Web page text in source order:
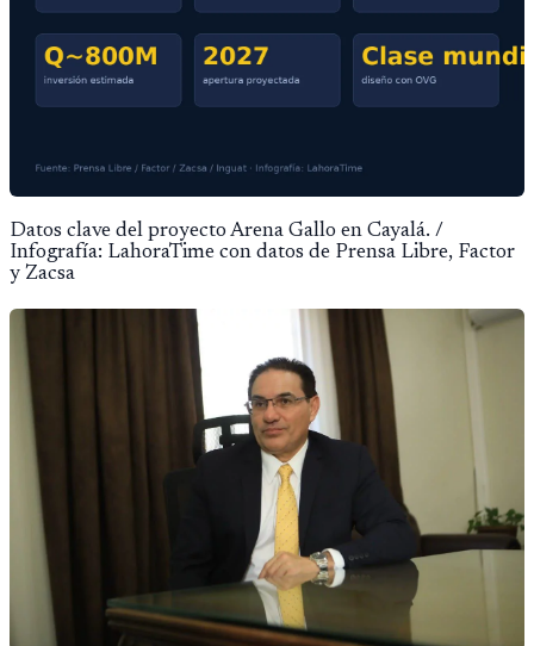
Datos clave del proyecto Arena Gallo en Cayalá. /
Infografía: LahoraTime con datos de Prensa Libre, Factor
y Zacsa